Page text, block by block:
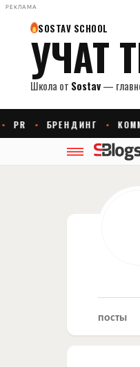
РЕКЛАМА
посты